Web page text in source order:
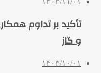
تأکید بر تداوم
و گاز
۱۴۰۳/۱۰/۰۱